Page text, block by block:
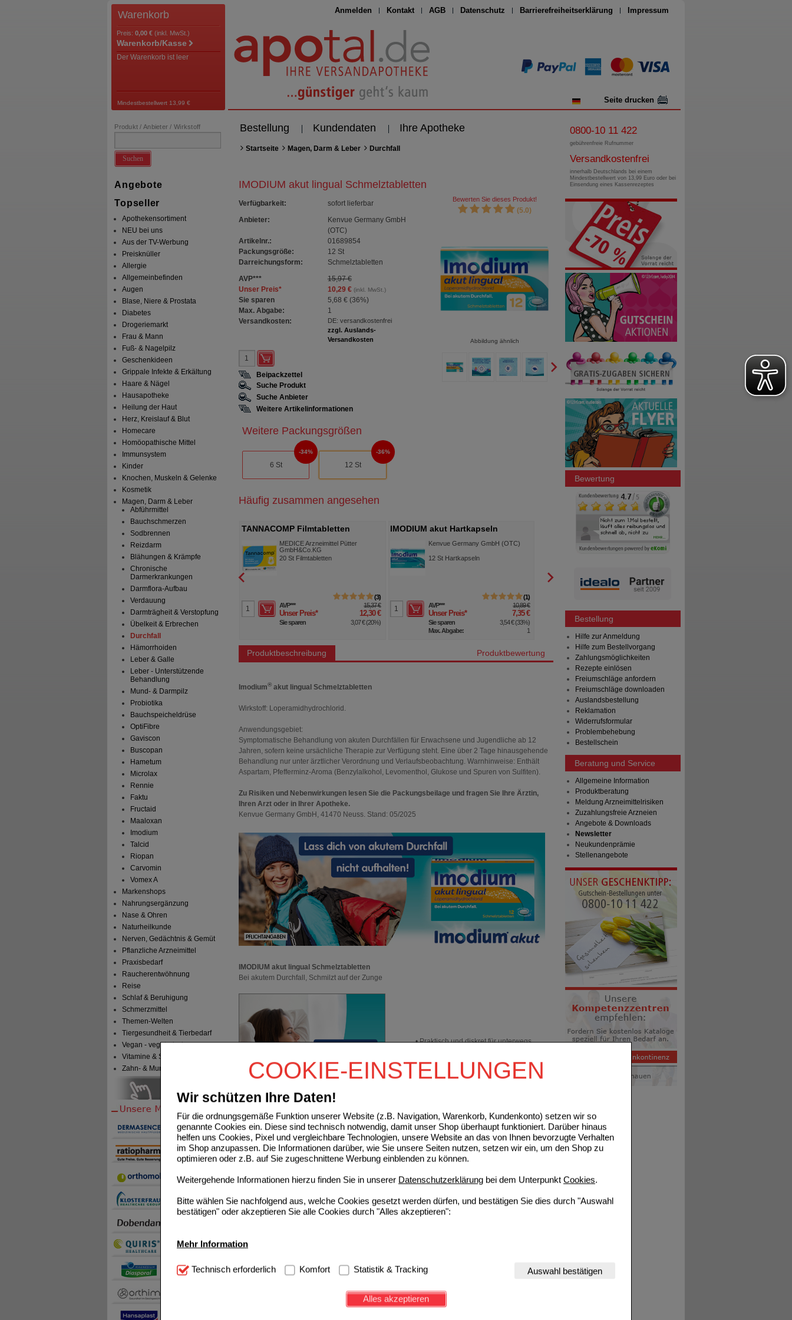
COOKIE-EINSTELLUNGEN
Wir schützen Ihre Daten!
Für die ordnungsgemäße Funktion unserer Website (z.B. Navigation, Warenkorb, Kundenkonto) setzen wir so
genannte Cookies ein. Diese sind technisch notwendig, damit unser Shop überhaupt funktioniert. Darüber hinaus
helfen uns Cookies, Pixel und vergleichbare Technologien, unsere Website an das von Ihnen bevorzugte Verhalten
im Shop anzupassen. Die Informationen darüber, wie Sie unsere Seiten nutzen, setzen wir ein, um den Shop zu
optimieren oder z.B. auf Sie zugeschnittene Werbung einblenden zu können.
Weitergehende Informationen hierzu finden Sie in unserer Datenschutzerklärung bei dem Unterpunkt Cookies.
Bitte wählen Sie nachfolgend aus, welche Cookies gesetzt werden dürfen, und bestätigen Sie dies durch "Auswahl
bestätigen" oder akzeptieren Sie alle Cookies durch "Alles akzeptieren":
Mehr Information
Technisch Notwendig: Hierbei handelt es sich um Cookies, die für die Grundfunktionen unserer Website
notwendig sind (z.B. Navigation, Warenkorb, Kundenkonto), weshalb auf diese nicht verzichtet werden kann.
Diese Cookies werden genutzt um das Einkaufserlebnis noch ansprechender zu gestalten,
beispielsweise für die Wiedererkennung des Besuchers oder unsere Seite an bevorzugte Verhaltensweisen (z.B.
Technisch erforderlich Komfort Statistik & Tracking Auswahl bestätigen
Alles akzeptieren
Anmelden Kontakt AGB Datenschutz Barrierefreiheitserklärung Impressum
Seite drucken
Warenkorb
Preis: 0,00 € (inkl. MwSt.)
Warenkorb/Kasse
Der Warenkorb ist leer
Mindestbestellwert 13,99 €
Bestellung Kundendaten Ihre Apotheke
Produkt / Anbieter / Wirkstoff
Suchen
Angebote
Topseller
Apothekensortiment
NEU bei uns
Aus der TV-Werbung
Preisknüller
Allergie
Allgemeinbefinden
Augen
Blase, Niere & Prostata
Diabetes
Drogeriemarkt
Frau & Mann
Fuß- & Nagelpilz
Geschenkideen
Grippale Infekte & Erkältung
Haare & Nägel
Hausapotheke
Heilung der Haut
Herz, Kreislauf & Blut
Homecare
Homöopathische Mittel
Immunsystem
Kinder
Knochen, Muskeln & Gelenke
Kosmetik
Magen, Darm & Leber
Abführmittel
Bauchschmerzen
Sodbrennen
Reizdarm
Blähungen & Krämpfe
Chronische
Darmerkrankungen
Darmflora-Aufbau
Verdauung
Darmträgheit & Verstopfung
Übelkeit & Erbrechen
Durchfall
Hämorrhoiden
Leber & Galle
Leber - Unterstützende
Behandlung
Mund- & Darmpilz
Probiotika
Bauchspeicheldrüse
OptiFibre
Gaviscon
Buscopan
Hametum
Microlax
Rennie
Faktu
Fructaid
Maaloxan
Imodium
Talcid
Riopan
Carvomin
Vomex A
Markenshops
Nahrungsergänzung
Nase & Ohren
Naturheilkunde
Nerven, Gedächtnis & Gemüt
Pflanzliche Arzneimittel
Praxisbedarf
Raucherentwöhnung
Reise
Schlaf & Beruhigung
Schmerzmittel
Themen-Welten
Tiergesundheit & Tierbedarf
Vegan - vegetarisch
Vitamine & Sport
Zahn- & Mundpflege
Startseite Magen, Darm & Leber Durchfall
IMODIUM akut lingual Schmelztabletten
Verfügbarkeit:
sofort lieferbar
Anbieter:
Kenvue Germany GmbH
(OTC)
Artikelnr.:
01689854
Packungsgröße:
12 St
Darreichungsform:
Schmelztabletten
AVP***
15,97 €
Unser Preis* 10,29 €(inkl. MwSt.)
Sie sparen 5,68 € (36%)
Max. Abgabe:
1
Versandkosten:
DE: versandkostenfrei
zzgl. Auslands-
Versandkosten
Bewerten Sie dieses Produkt!
(5.0)
Abbildung ähnlich
Beipackzettel
Suche Produkt
Suche Anbieter
Weitere Artikelinformationen
Weitere Packungsgrößen
6 St
34%
12 St
36%
Häufig zusammen angesehen
PERENTEROL forte 250 mg
MEDICE Arzneimittel Pütter
GmbH&Co.KG
50St Hartkapseln
AVP***
Unser Preis* 35,85 €
Sie sparen
TANNACOMP Filmtabletten
MEDICE Arzneimittel Pütter
GmbH&Co.KG
20St Filmtabletten
3
AVP*** 15,37 €
Unser Preis* 12,30 €
Sie sparen 3,07 €(20%)
IMODIUM akut Hartkapseln
Kenvue Germany GmbH (OTC)
12 St Hartkapseln
1
AVP*** 10,89 €
Unser Preis* 7,35 €
Sie sparen 3,54 €(33%)
Max. Abgabe:
1
PERENTEROL Junior 250 mg
GmbH&Co.KG
Sie sparen
Produktbeschreibung Produktbewertung
Imodium®akut lingual Schmelztabletten
Wirkstoff: Loperamidhydrochlorid.
Anwendungsgebiet:
Symptomatische Behandlung von akuten Durchfällen für Erwachsene und Jugendliche ab 12
Jahren, sofern keine ursächliche Therapie zur Verfügung steht. Eine über 2 Tage hinausgehende
Behandlung nur unter ärztlicher Verordnung und Verlaufsbeobachtung. Warnhinweise: Enthält
Aspartam, Pfefferminz-Aroma (Benzylalkohol, Levomenthol, Glukose und Spuren von Sulfiten).
Zu Risiken und Nebenwirkungen lesen Sie die Packungsbeilage und fragen Sie Ihre Ärztin,
Ihren Arzt oder in Ihrer Apotheke.
Kenvue Germany GmbH, 41470 Neuss. Stand: 05/2025
IMODIUM akut lingual Schmelztabletten
Bei akutem Durchfall, Schmilzt auf der Zunge
• Praktisch und diskret für unterwegs
• Angenehmer Minzgeschmack
Durchfall. In allen Produkten des Sortiments ist der Wirkstoff Loperamid enthalten. Loperamid ist
ein gut erforschter Wirkstoff in der Durchfalltherapie. IMODIUM akut bietet mit seinen Durchfall
Medikamenten bereits seit mehr als 40 Jahren eine schnelle und gut verträgliche Linderung von
akutem Durchfall. *Abverkauf 05/20-04/21, IHDIE
Einkaufsliste auswählen
Sie müssen sich anmelden um den ausgewählten Artikel in eine Einkaufsliste aufzunehmen.
Kunden, die dieses Produkt gekauft haben, kauften auch
0800-10 11 422
gebührenfreie Rufnummer
Versandkostenfrei
innerhalb Deutschlands bei einem
Mindestbestellwert von 13,99 Euro oder bei
Einsendung eines Kassenrezeptes
Bewertung
Bestellung
Hilfe zur Anmeldung
Hilfe zum Bestellvorgang
Zahlungsmöglichkeiten
Rezepte einlösen
Freiumschläge anfordern
Freiumschläge downloaden
Auslandsbestellung
Reklamation
Widerrufsformular
Problembehebung
Bestellschein
Beratung und Service
Allgemeine Information
Produktberatung
Meldung Arzneimittelrisiken
Zuzahlungsfreie Arzneien
Angebote & Downloads
Newsletter
Neukundenprämie
Stellenangebote